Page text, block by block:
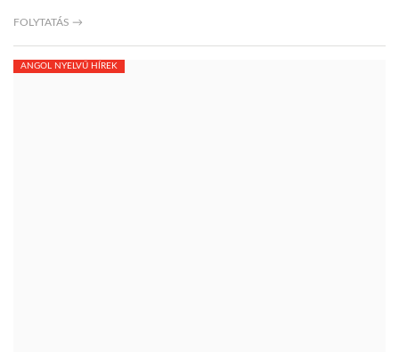
FOLYTATÁS →
ANGOL NYELVŰ HÍREK